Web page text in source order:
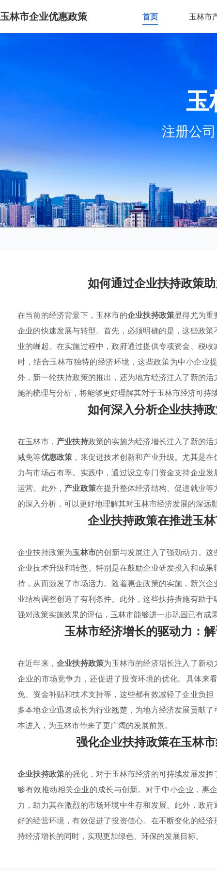
玉林市企业优惠政策 首页 玉林市
玉
注册公
如何通过企业扶持政策
在当前的经济背景下，玉林市的企业扶持政策显得尤为
企业的快速发展与转型。首先，必须明确的是，这些政
业的崛起。在实施过程中，政府通过提供专项资金、税
时，结合玉林市独特的经济环境，这些政策为中小企业
外，新一轮扶持政策的推出，还为地方经济注入了新的
施的梳理与分析，将能够更好理解其对于玉林市经济可持
如何深入分析企业扶持
在玉林市， 产业扶持政策的实施为经济增长注入了新的
减免等优惠政策 ，来促进技术创新和产业升级。尤其是
力与市场占有率。实践中，通过设立专门资金支持企业
运营。此外， 产业政策在提升整体经济结构、促进就业
的深入分析，可以更好地理解其对玉林市经济发展的深远
企业扶持政策在推进玉
企业扶持政策为玉林市的创新与发展注入了强劲动力。
企业技术升级和转型。特别是在鼓励企业研发投入和成
持，从而激发了市场活力。随着惠企政策的实施，新兴
业结构调整创造了有利条件。此外，这些扶持措施有助
强对政策实施效果的评估，玉林市能够进一步巩固已有
玉林市经济增长的驱动力：
在近年来，企业扶持政策为玉林市的经济增长注入了新
企业的市场竞争力，还促进了投资环境的优化。具体来
免、资金补贴和技术支持等，这些都有效减轻了企业负
多本地企业迅速成长为行业翘楚，为地方经济发展贡献
本进入，为玉林市带来了更广阔的发展前景。
强化企业扶持政策在玉林
企业扶持政策的强化，对于玉林市经济的可持续发展发
够有效推动相关企业的成长与创新。对于中小企业，惠
力，助力其在激烈的市场环境中生存和发展。此外，政
好的经营环境，有效促进了投资信心。在不断变化的经
持经济增长的同时，实现更加绿色、环保的发展目标。